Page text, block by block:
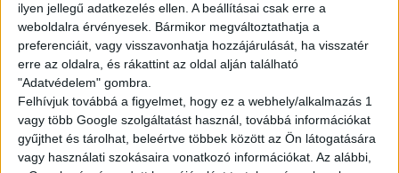
ilyen jellegű adatkezelés ellen. A beállításai csak erre a
weboldalra érvényesek. Bármikor megváltoztathatja a
preferenciáit, vagy visszavonhatja hozzájárulását, ha visszatér
erre az oldalra, és rákattint az oldal alján található
"Adatvédelem" gombra.
Felhívjuk továbbá a figyelmet, hogy ez a webhely/alkalmazás 1
vagy több Google szolgáltatást használ, továbbá információkat
gyűjthet és tárolhat, beleértve többek között az Ön látogatására
vagy használati szokásaira vonatkozó információkat. Az alábbi,
Siófok
18 év alatt végezhető
2.500,-Ft/óra